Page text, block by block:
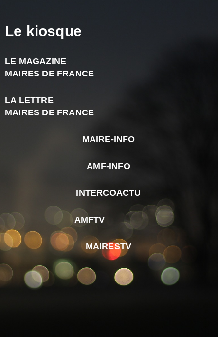
Le kiosque
LE MAGAZINE
MAIRES DE FRANCE
LA LETTRE
MAIRES DE FRANCE
MAIRE-INFO
AMF-INFO
INTERCOACTU
AMFTV
MAIRESTV